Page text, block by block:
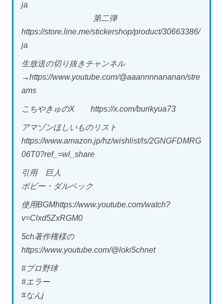
ja
第二弾
https://store.line.me/stickershop/product/30663386/
ja
生放送の切り抜きチャンネル
→https://www.youtube.com/@aaannnnananan/stre
ams
こちやきゅのX https://x.com/burikyua73
アマゾンほしいものリスト
https://www.amazon.jp/hz/wishlist/ls/2GNGFDMRG
06T0?ref_=wl_share
引用 巨人
ボビー・ダルベック
使用BGMhttps://www.youtube.com/watch?
v=Clxd5ZxRGM0
5ch著作権様の
https://www.youtube.com/@loki5chnet
#プロ野球
#エラー
#なんj